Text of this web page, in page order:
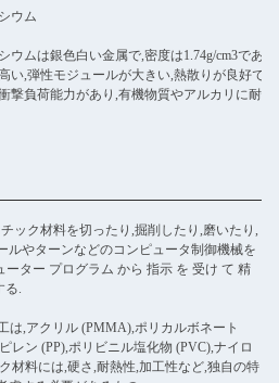
ウム
ウムは銀色白い金属で,密度は1.74g/cm3であ
い,弾性モジュールが大きい,熱散りが良好で
撃負荷能力があり,有機物質やアルカリに耐性
ック材料を切ったり,掘削したり,磨いたり,
ルやターンなどのコンピュータ制御機械を
ター プログラム から 指示 を 受け て 精
る.
は,アクリル (PMMA),ポリカルボネート
レン (PP),ポリビニル塩化物 (PVC),ナイロ
材料には,硬さ,耐熱性,加工性など,独自の特